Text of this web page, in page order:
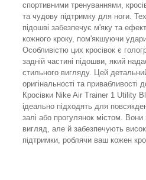
спортивними тренуваннями,
та чудову підтримку для ноги.
підошві забезпечує м'яку та
кожного кроку, пом'якшуючи
Особливістю цих кросівок є
задній частині підошви, який
стильного вигляду. Цей
оригінальності та привабливості
Кросівки Nike Air Trainer 1 Utility
ідеально підходять для
залі або прогулянок містом.
вигляд, але й забезпечують
підтримки, роблячи ваш кожен